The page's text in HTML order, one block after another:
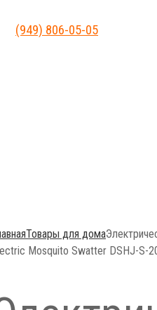
(949) 806-05-05
Товары для дома
Mosquito Swatter DSHJ-S-